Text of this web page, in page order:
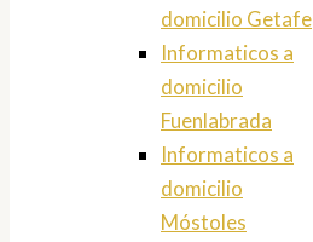
domicilio Getafe
Informaticos a
domicilio
Fuenlabrada
Informaticos a
domicilio
Móstoles